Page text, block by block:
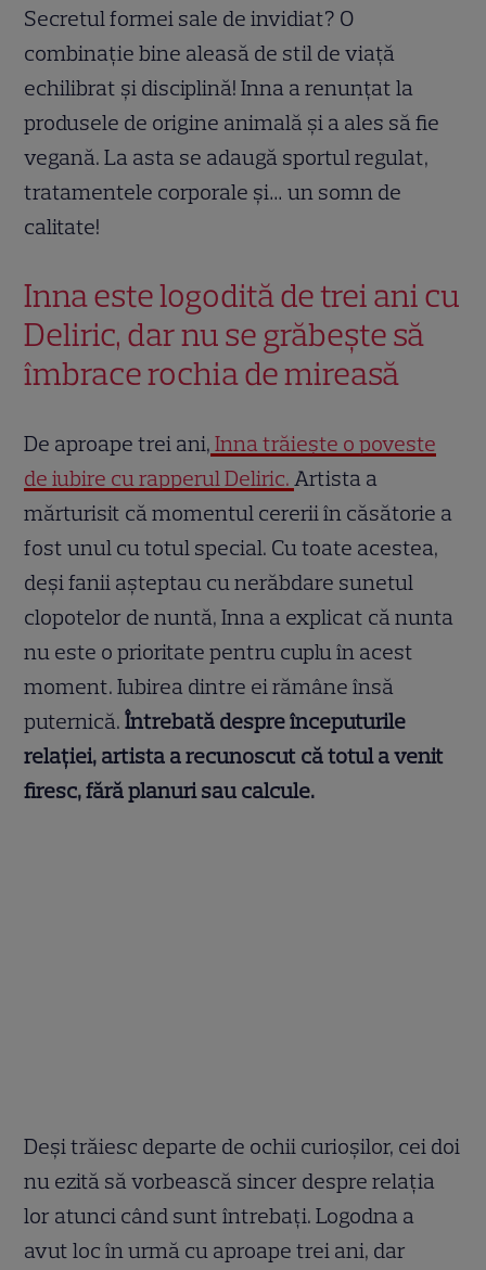
Secretul formei sale de invidiat? O
combinație bine aleasă de stil de viață
echilibrat și disciplină! Inna a renunțat la
produsele de origine animală și a ales să fie
vegană. La asta se adaugă sportul regulat,
tratamentele corporale și… un somn de
calitate!
Inna este logodită de trei ani cu
Deliric, dar nu se grăbește să
îmbrace rochia de mireasă
De aproape trei ani, Inna trăiește o poveste
de iubire cu rapperul Deliric.Artista a
mărturisit că momentul cererii în căsătorie a
fost unul cu totul special. Cu toate acestea,
deși fanii așteptau cu nerăbdare sunetul
clopotelor de nuntă, Inna a explicat că nunta
nu este o prioritate pentru cuplu în acest
moment. Iubirea dintre ei rămâne însă
puternică. Întrebată despre începuturile
relației, artista a recunoscut că totul a venit
firesc, fără planuri sau calcule.
Deși trăiesc departe de ochii curioșilor, cei doi
nu ezită să vorbească sincer despre relația
lor atunci când sunt întrebați. Logodna a
avut loc în urmă cu aproape trei ani, dar